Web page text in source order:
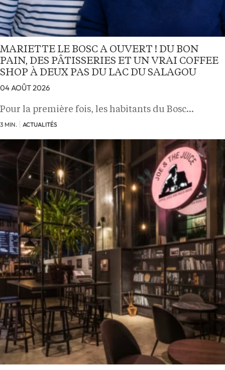
MARIETTE LE BOSC A OUVERT ! DU BON
PAIN, DES PÂTISSERIES ET UN VRAI COFFEE
SHOP À DEUX PAS DU LAC DU SALAGOU
04 AOÛT 2026
Pour la première fois, les habitants du Bosc…
3 MIN. ACTUALITÉS